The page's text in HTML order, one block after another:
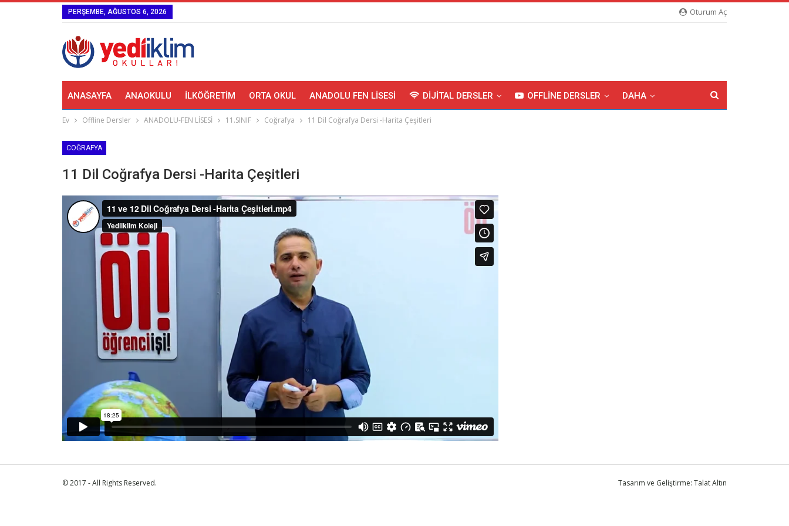
Oturum Aç
PERŞEMBE, AĞUSTOS 6, 2026
ANASAYFA ANAOKULU İLKÖĞRETIM ORTA OKUL ANADOLU FEN LISESI DIJITAL DERSLER OFFLINE DERSLER DAHA
Ev Offline Dersler ANADOLU-FEN LİSESİ 11.SINIF Coğrafya 11 Dil Coğrafya Dersi -Harita Çeşitleri
COĞRAFYA
11 Dil Coğrafya Dersi -Harita Çeşitleri
© 2017 - All Rights Reserved. Tasarım ve Geliştirme: Talat Altın